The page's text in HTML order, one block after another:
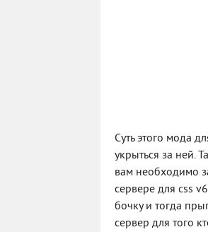
Суть этого мода
укрыться за ней.
вам необходимо
сервере для css
бочку и тогда
сервер для того